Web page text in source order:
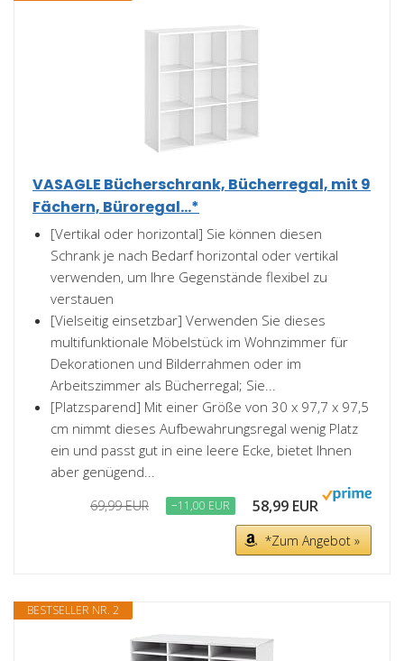
VASAGLE Bücherschrank, Bücherregal, mit 9
Fächern, Büroregal...*
[Vertikal oder horizontal] Sie können diesen
Schrank je nach Bedarf horizontal oder vertikal
verwenden, um Ihre Gegenstände flexibel zu
verstauen
[Vielseitig einsetzbar] Verwenden Sie dieses
multifunktionale Möbelstück im Wohnzimmer für
Dekorationen und Bilderrahmen oder im
Arbeitszimmer als Bücherregal; Sie...
[Platzsparend] Mit einer Größe von 30 x 97,7 x 97,5
cm nimmt dieses Aufbewahrungsregal wenig Platz
ein und passt gut in eine leere Ecke, bietet Ihnen
aber genügend...
69,99 EUR −11,00 EUR 58,99 EUR
*Zum Angebot »
BESTSELLER NR. 2